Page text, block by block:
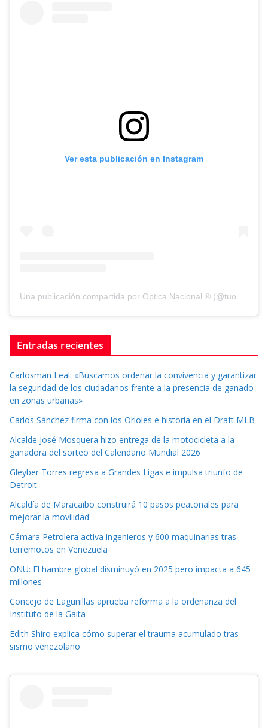
Ver esta publicación en Instagram
Una publicación compartida por Optica Nacional ® (@tuopticanacional)
Entradas recientes
Carlosman Leal: «Buscamos ordenar la convivencia y garantizar
la seguridad de los ciudadanos frente a la presencia de ganado
en zonas urbanas»
Carlos Sánchez firma con los Orioles e historia en el Draft MLB
Alcalde José Mosquera hizo entrega de la motocicleta a la
ganadora del sorteo del Calendario Mundial 2026
Gleyber Torres regresa a Grandes Ligas e impulsa triunfo de
Detroit
Alcaldía de Maracaibo construirá 10 pasos peatonales para
mejorar la movilidad
Cámara Petrolera activa ingenieros y 600 maquinarias tras
terremotos en Venezuela
ONU: El hambre global disminuyó en 2025 pero impacta a 645
millones
Concejo de Lagunillas aprueba reforma a la ordenanza del
Instituto de la Gaita
Edith Shiro explica cómo superar el trauma acumulado tras
sismo venezolano